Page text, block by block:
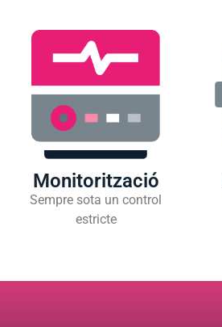
Monitorització
Sempre sota un control
estricte